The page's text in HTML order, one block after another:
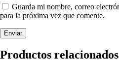
Guarda mi nombre, correo
para la próxima vez que comente.
Productos relacionados